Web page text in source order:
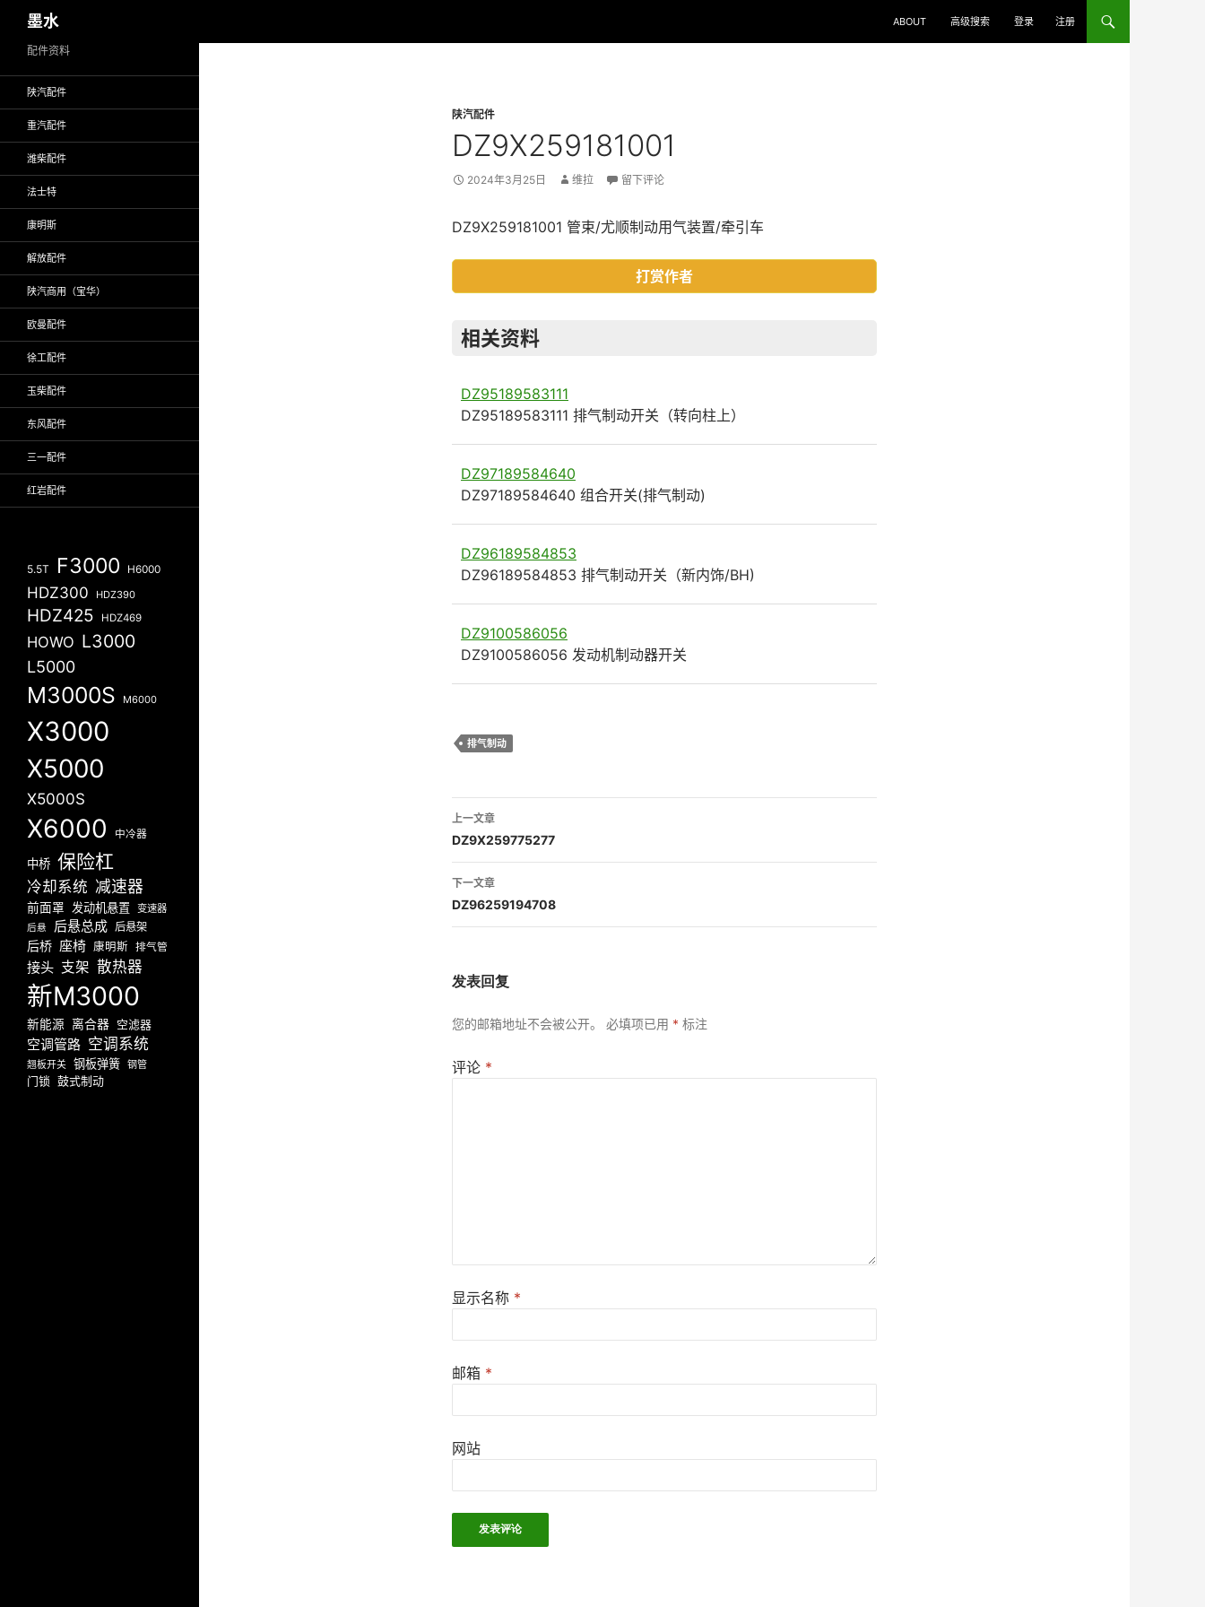
至
墨水 ABOUT 高级搜索 登录 注册
陕汽配件
DZ9X259181001
2024年3月25日 维拉 留下评论
DZ9X259181001 管束/尤顺制动用气装置/牵引车
打赏作者
相关资料
DZ95189583111
DZ95189583111 排气制动开关（转向柱上）
DZ97189584640
DZ97189584640 组合开关(排气制动)
DZ96189584853
DZ96189584853 排气制动开关（新内饰/BH)
DZ9100586056
DZ9100586056 发动机制动器开关
排气制动
文
章
导
航
上一文章
DZ9X259775277
下一文章
DZ96259194708
发表回复
您的邮箱地址不会被公开。 必填项已用 * 标注
评论 *
显示名称 *
邮箱 *
网站
配件资料
陕汽配件
重汽配件
潍柴配件
法士特
康明斯
解放配件
陕汽商用（宝华）
欧曼配件
徐工配件
玉柴配件
东风配件
三一配件
红岩配件
5.5T F3000 H6000
HDZ300 HDZ390
HDZ425 HDZ469
HOWO L3000
L5000
M3000S M6000
X3000
X5000
X5000S
X6000 中冷器
中桥 保险杠
冷却系统 减速器
前面罩 发动机悬置 变速器
后悬 后悬总成 后悬架
后桥 座椅 康明斯 排气管
接头 支架 散热器
新M3000
新能源 离合器 空滤器
空调管路 空调系统
翘板开关 钢板弹簧 钢管
门锁 鼓式制动